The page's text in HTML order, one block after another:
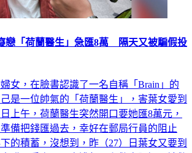
戀「荷蘭醫生」急匯8萬 隔天又被騙假投
女，在臉書認識了一名自稱「Brain」的
是一位帥氣的「荷蘭醫生」，害葉女愛到
上午，荷蘭醫生突然開口要她匯8萬元，
備把錢匯過去，幸好在郵局行員的阻止
的積蓄，沒想到，昨（27）日葉女又要到